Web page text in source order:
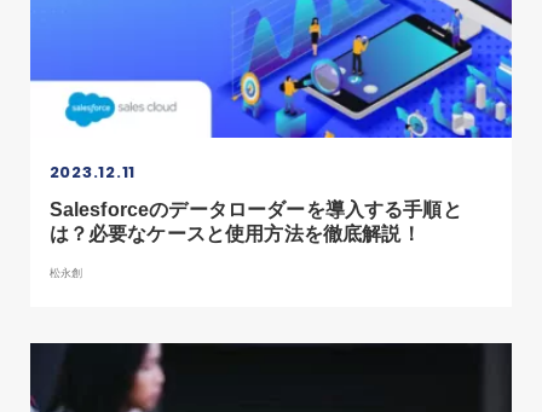
2023.12.11
Salesforceのデータローダーを導入する手順と
は？必要なケースと使用方法を徹底解説！
松永創